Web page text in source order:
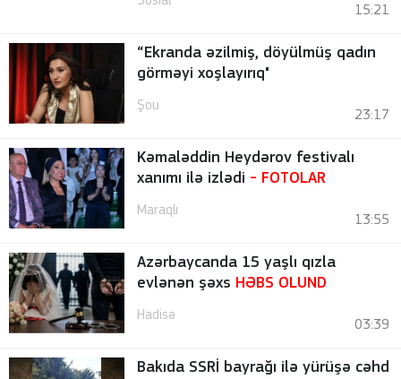
15:21
“Ekranda əzilmiş, döyülmüş qadın
görməyi xoşlayırıq"
Şou
23:17
Kəmaləddin Heydərov festivalı
xanımı ilə izlədi - FOTOLAR
Maraqlı
13:55
Azərbaycanda 15 yaşlı qızla
evlənən şəxs HƏBS OLUND
Hadisə
03:39
Bakıda SSRİ bayrağı ilə yürüşə cəhd